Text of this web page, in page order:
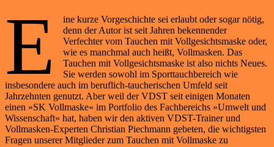
E
ine kurze Vorgeschichte sei erlaubt oder sogar nötig,
denn der Autor ist seit Jahren bekennender
Verfechter vom Tauchen mit Vollgesichtsmaske oder,
wie es manchmal auch heißt, Vollmasken. Das
Tauchen mit Vollgesichtsmaske ist also nichts Neues.
Sie werden sowohl im Sporttauchbereich wie
insbesondere auch im beruflich-taucherischen Umfeld seit
Jahrzehnten genutzt. Aber weil der VDST seit einigen Monaten
einen »SK Vollmaske« im Portfolio des Fachbereichs »Umwelt und
Wissenschaft« hat, haben wir den aktiven VDST-Trainer und
Vollmasken-Experten Christian Piechmann gebeten, die wichtigsten
Fragen unserer Mitglieder zum Tauchen mit Vollmaske zu